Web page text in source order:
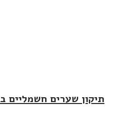
תיקון שערים חשמליים